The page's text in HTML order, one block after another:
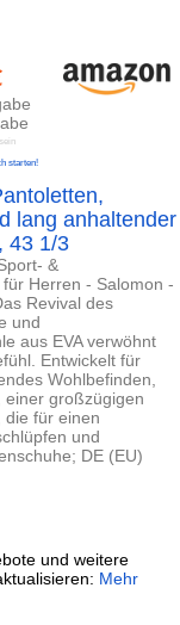
starten!
lang anhaltender
43 1/3
&
Herren - Salomon -
Revival des
und
aus EVA verwöhnt
Entwickelt für
Wohlbefinden,
einer großzügigen
die für einen
und
DE (EU)
und weitere
Mehr